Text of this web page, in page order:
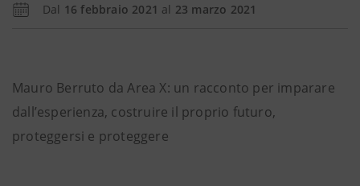
Dal 16 febbraio 2021 al 23 marzo 2021
Mauro Berruto da Area X: un racconto per imparare
dall’esperienza, costruire il proprio futuro,
proteggersi e proteggere